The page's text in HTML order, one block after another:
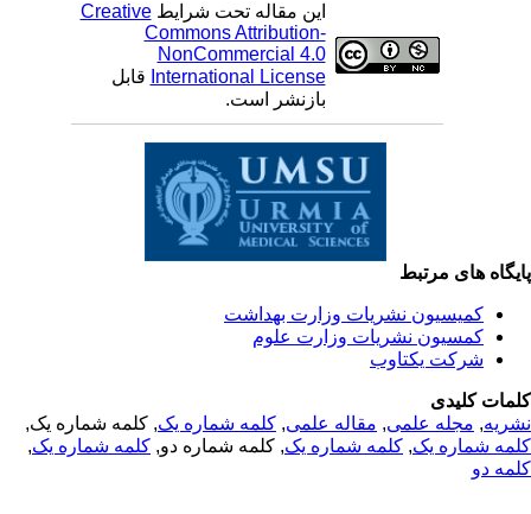
این مقاله تحت شرایطCreative
Commons Attribution-
NonCommercial 4.0
International Licenseقابل
بازنشر است.
های مرتبط
کمیسیون نشریات وزارت بهداشت
کمسیون نشریات وزارت علوم
شرکت یکتاوب
کلیدی
,مجله علمی, مقاله علمی, کلمه شماره یک, کلمه شماره یک,
شماره یک,کلمه شماره یک, کلمه شماره دو,کلمه شماره یک,
دو